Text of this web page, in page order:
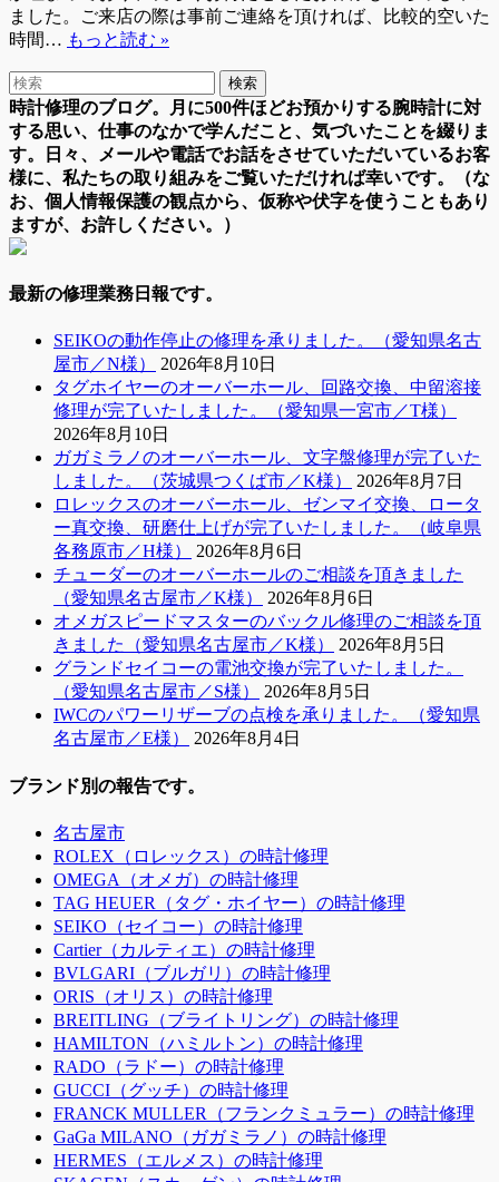
ました。ご来店の際は事前ご連絡を頂ければ、比較的空いた
時間… もっと読む »
時計修理のブログ。月に500件ほどお預かりする腕時計に対
する思い、仕事のなかで学んだこと、気づいたことを綴りま
す。日々、メールや電話でお話をさせていただいているお客
様に、私たちの取り組みをご覧いただければ幸いです。（な
お、個人情報保護の観点から、仮称や伏字を使うこともあり
ますが、お許しください。）
最新の修理業務日報です。
SEIKOの動作停止の修理を承りました。（愛知県名古
屋市／N様）
2026年8月10日
タグホイヤーのオーバーホール、回路交換、中留溶接
修理が完了いたしました。（愛知県一宮市／T様）
2026年8月10日
ガガミラノのオーバーホール、文字盤修理が完了いた
しました。（茨城県つくば市／K様）
2026年8月7日
ロレックスのオーバーホール、ゼンマイ交換、ロータ
ー真交換、研磨仕上げが完了いたしました。（岐阜県
各務原市／H様）
2026年8月6日
チューダーのオーバーホールのご相談を頂きました
（愛知県名古屋市／K様）
2026年8月6日
オメガスピードマスターのバックル修理のご相談を頂
きました（愛知県名古屋市／K様）
2026年8月5日
グランドセイコーの電池交換が完了いたしました。
（愛知県名古屋市／S様）
2026年8月5日
IWCのパワーリザーブの点検を承りました。（愛知県
名古屋市／E様）
2026年8月4日
ブランド別の報告です。
名古屋市
ROLEX（ロレックス）の時計修理
OMEGA（オメガ）の時計修理
TAG HEUER（タグ・ホイヤー）の時計修理
SEIKO（セイコー）の時計修理
Cartier（カルティエ）の時計修理
BVLGARI（ブルガリ）の時計修理
ORIS（オリス）の時計修理
BREITLING（ブライトリング）の時計修理
HAMILTON（ハミルトン）の時計修理
RADO（ラドー）の時計修理
GUCCI（グッチ）の時計修理
FRANCK MULLER（フランクミュラー）の時計修理
GaGa MILANO（ガガミラノ）の時計修理
HERMES（エルメス）の時計修理